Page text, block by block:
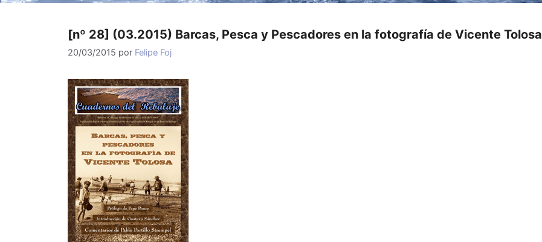
[nº 28] (03.2015) Barcas, Pesca y Pescadores en la fotografía de Vicente Tolosa
20/03/2015 por Felipe Foj